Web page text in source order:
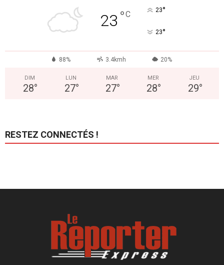
23 °C 23°
23°
88% 3.4kmh 20%
DIM
28°
LUN
27°
MAR
27°
MER
28°
JEU
29°
RESTEZ CONNECTÉS !